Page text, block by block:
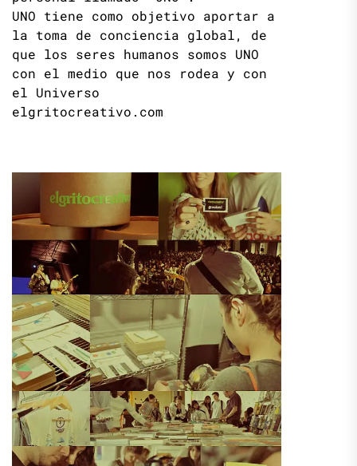
UNO tiene como objetivo aportar a
la toma de conciencia global, de
que los seres humanos somos UNO
con el medio que nos rodea y con
el Universo
elgritocreativo.com